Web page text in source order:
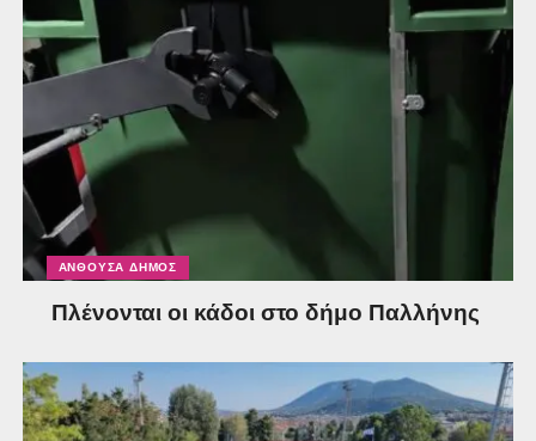
ΑΝΘΟΎΣΑ ΔΉΜΟΣ
Πλένονται οι κάδοι στο δήμο Παλλήνης